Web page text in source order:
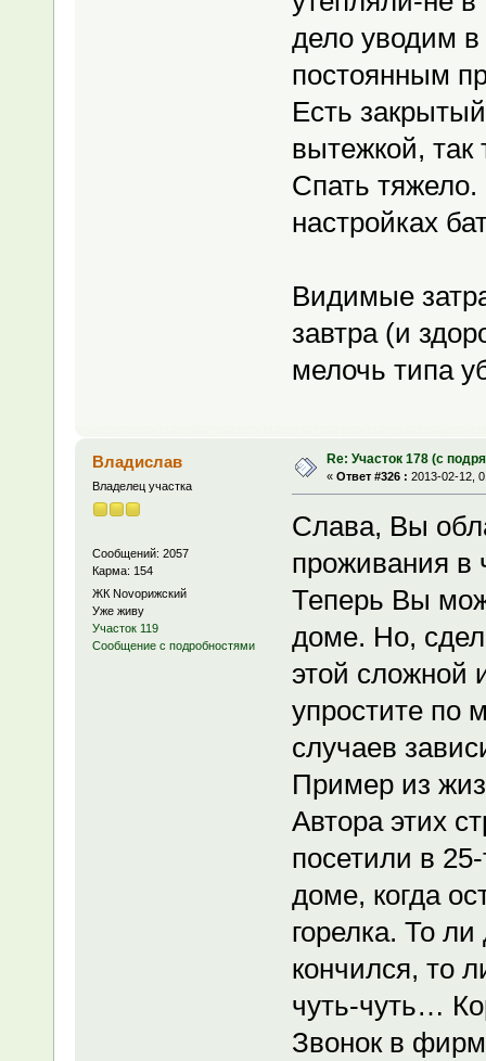
дело уводим в
постоянным
Есть
вытежкой, так
Спать
настройках
Видимые
завтра (и
мелочь типа
Владислав
Владелец участка
Сообщений: 2057
Карма: 154
ЖК Novoрижский
Уже живу
Участок 119
Сообщение с подробностями
Re: Участок 178 (с
« Ответ #326 : 2013-02-12,
Слава, Вы
проживания в
Теперь Вы
доме. Но,
этой сложной
упростите по
случаев
Пример из
Автора этих
посетили в
доме, когда
горелка. То
кончился, то
чуть-чуть…
Звонок в